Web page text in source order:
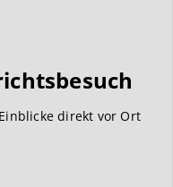
direkt vor Ort